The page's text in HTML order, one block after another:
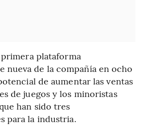
plataforma
nueva de la compañía en ocho
de aumentar las ventas
de juegos y los minoristas
han sido tres
para la industria.